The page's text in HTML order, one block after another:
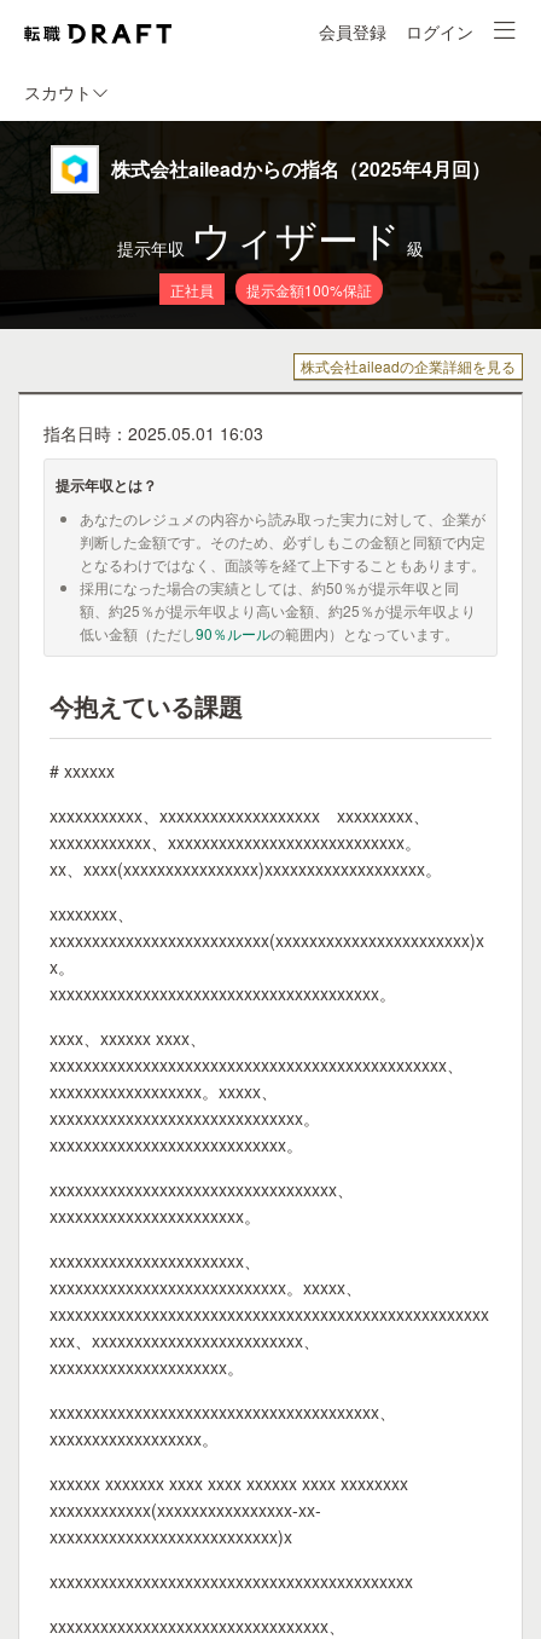
会員登録 ログイン
スカウト
株式会社aileadからの指名（2025年4月回）
提示年収 ウィザード 級
正社員 提示金額100%保証
株式会社aileadの企業詳細を見る
指名日時：2025.05.01 16:03
提示年収とは？
あなたのレジュメの内容から読み取った実力に対して、企業が
判断した金額です。そのため、必ずしもこの金額と同額で内定
となるわけではなく、面談等を経て上下することもあります。
採用になった場合の実績としては、約50％が提示年収と同
額、約25％が提示年収より高い金額、約25％が提示年収より
低い金額（ただし90％ルールの範囲内）となっています。
今抱えている課題
# xxxxxx
xxxxxxxxxxx、xxxxxxxxxxxxxxxxxxx xxxxxxxxx、
xxxxxxxxxxxx、xxxxxxxxxxxxxxxxxxxxxxxxxxxx。
xx、xxxx(xxxxxxxxxxxxxxxx)xxxxxxxxxxxxxxxxxxx。
xxxxxxxx、
xxxxxxxxxxxxxxxxxxxxxxxxxx(xxxxxxxxxxxxxxxxxxxxxxx)x
x。
xxxxxxxxxxxxxxxxxxxxxxxxxxxxxxxxxxxxxxx。
xxxx、xxxxxx xxxx、
xxxxxxxxxxxxxxxxxxxxxxxxxxxxxxxxxxxxxxxxxxxxxxx、
xxxxxxxxxxxxxxxxxx。xxxxx、
xxxxxxxxxxxxxxxxxxxxxxxxxxxxxx。
xxxxxxxxxxxxxxxxxxxxxxxxxxxx。
xxxxxxxxxxxxxxxxxxxxxxxxxxxxxxxxxx、
xxxxxxxxxxxxxxxxxxxxxxx。
xxxxxxxxxxxxxxxxxxxxxxx、
xxxxxxxxxxxxxxxxxxxxxxxxxxxx。xxxxx、
xxxxxxxxxxxxxxxxxxxxxxxxxxxxxxxxxxxxxxxxxxxxxxxxxxxx
xxx、xxxxxxxxxxxxxxxxxxxxxxxxx、
xxxxxxxxxxxxxxxxxxxxx。
xxxxxxxxxxxxxxxxxxxxxxxxxxxxxxxxxxxxxxx、
xxxxxxxxxxxxxxxxxx。
xxxxxx xxxxxxx xxxx xxxx xxxxxx xxxx xxxxxxxx
xxxxxxxxxxxx(xxxxxxxxxxxxxxxx-xx-
xxxxxxxxxxxxxxxxxxxxxxxxxxx)x
xxxxxxxxxxxxxxxxxxxxxxxxxxxxxxxxxxxxxxxxxxx
xxxxxxxxxxxxxxxxxxxxxxxxxxxxxxxxx、